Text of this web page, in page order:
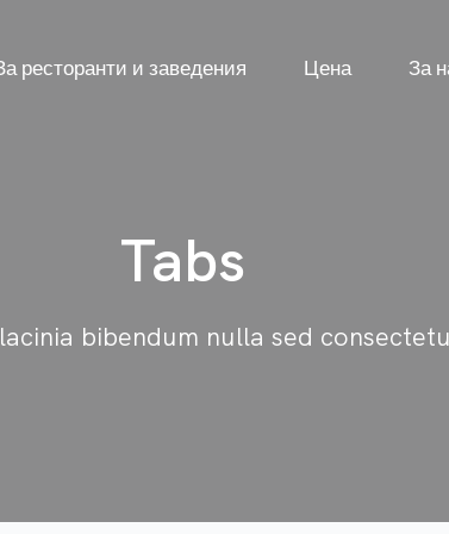
ресторанти и заведения Цена За
Tabs
bibendum nulla sed